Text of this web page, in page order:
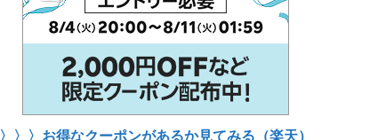
〉〉〉お得なクーポンがあるか見てみる（楽天）